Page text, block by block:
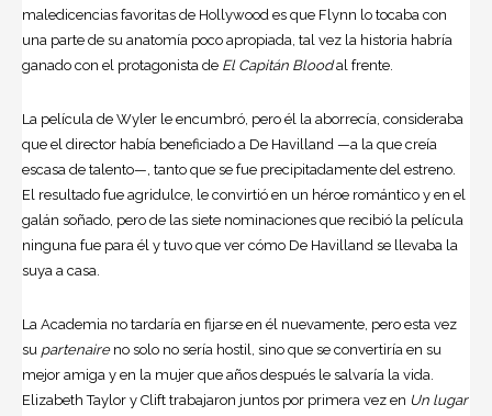
maledicencias favoritas de Hollywood es que Flynn lo tocaba con
una parte de su anatomía poco apropiada, tal vez la historia habría
ganado con el protagonista de El Capitán Bloodal frente.
La película de Wyler le encumbró, pero él la aborrecía, consideraba
que el director había beneficiado a De Havilland —a la que creía
escasa de talento—, tanto que se fue precipitadamente del estreno.
El resultado fue agridulce, le convirtió en un héroe romántico y en el
galán soñado, pero de las siete nominaciones que recibió la película
ninguna fue para él y tuvo que ver cómo De Havilland se llevaba la
suya a casa.
La Academia no tardaría en fijarse en él nuevamente, pero esta vez
su partenaireno solo no sería hostil, sino que se convertiría en su
mejor amiga y en la mujer que años después le salvaría la vida.
Elizabeth Taylor y Clift trabajaron juntos por primera vez en Un lugar